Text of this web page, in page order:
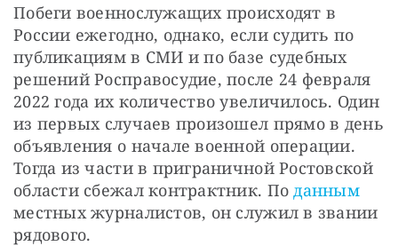
Побеги военнослужащих происходят в
России ежегодно, однако, если судить по
публикациям в СМИ и по базе судебных
решений Росправосудие, после 24 февраля
2022 года их количество увеличилось. Один
из первых случаев произошел прямо в день
объявления о начале военной операции.
Тогда из части в приграничной Ростовской
области сбежал контрактник. По данным
местных журналистов, он служил в звании
рядового.